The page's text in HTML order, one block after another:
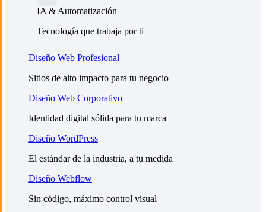
IA & Automatización
Tecnología que trabaja por ti
Diseño Web Profesional
Sitios de alto impacto para tu negocio
Diseño Web Corporativo
Identidad digital sólida para tu marca
Diseño WordPress
El estándar de la industria, a tu medida
Diseño Webflow
Sin código, máximo control visual